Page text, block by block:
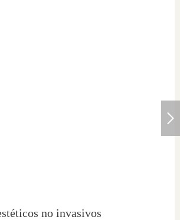
no invasivos